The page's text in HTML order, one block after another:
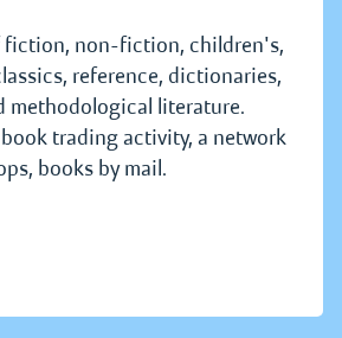
fiction, non-fiction, children's,
reference, dictionaries,
methodological literature.
trading activity, a network
books by mail.